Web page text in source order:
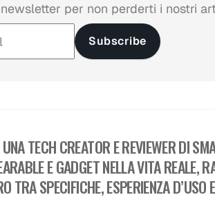
per non perderti i nostri
Subscribe
TECH CREATOR E REVIEWER DI
E GADGET NELLA VITA REALE,
TRA SPECIFICHE, ESPERIENZA D’USO